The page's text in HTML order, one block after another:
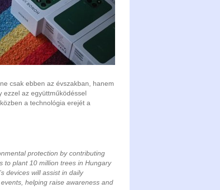
csak ebben az évszakban, hanem
ezzel az együttműködéssel
a technológia erejét a
protection by contributing
to plant 10 million trees in Hungary
devices will assist in daily
helping raise awareness and